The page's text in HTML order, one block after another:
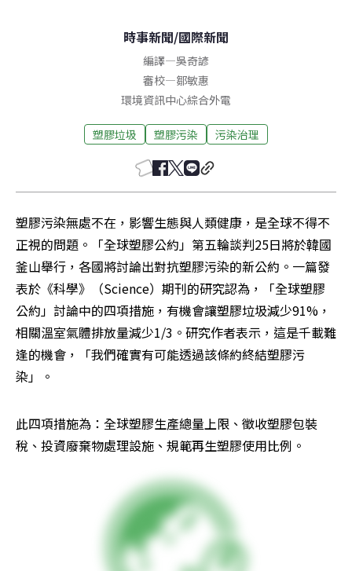
時事新聞/國際新聞
編譯—吳奇諺
審校—鄒敏惠
環境資訊中心綜合外電
塑膠垃圾 塑膠污染 污染治理
塑膠污染無處不在，影響生態與人類健康，是全球不得不
正視的問題。「全球塑膠公約」第五輪談判25日將於韓國
釜山舉行，各國將討論出對抗塑膠污染的新公約。一篇發
表於《科學》（Science）期刊的研究認為，「全球塑膠
公約」討論中的四項措施，有機會讓塑膠垃圾減少91%，
相關溫室氣體排放量減少1/3。研究作者表示，這是千載難
逢的機會，「我們確實有可能透過該條約終結塑膠污
染」。
此四項措施為：全球塑膠生產總量上限、徵收塑膠包裝
稅、投資廢棄物處理設施、規範再生塑膠使用比例。